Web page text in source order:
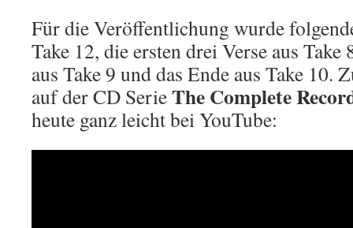
Für die Veröffentlichung wurde
Take 12, die ersten drei Verse aus
aus Take 9 und das Ende aus Take 10.
auf der CD SerieThe Complete
heute ganz leicht bei YouTube: